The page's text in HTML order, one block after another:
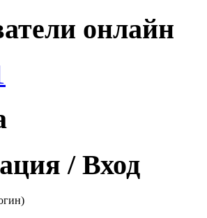
онлайн
/ Вход